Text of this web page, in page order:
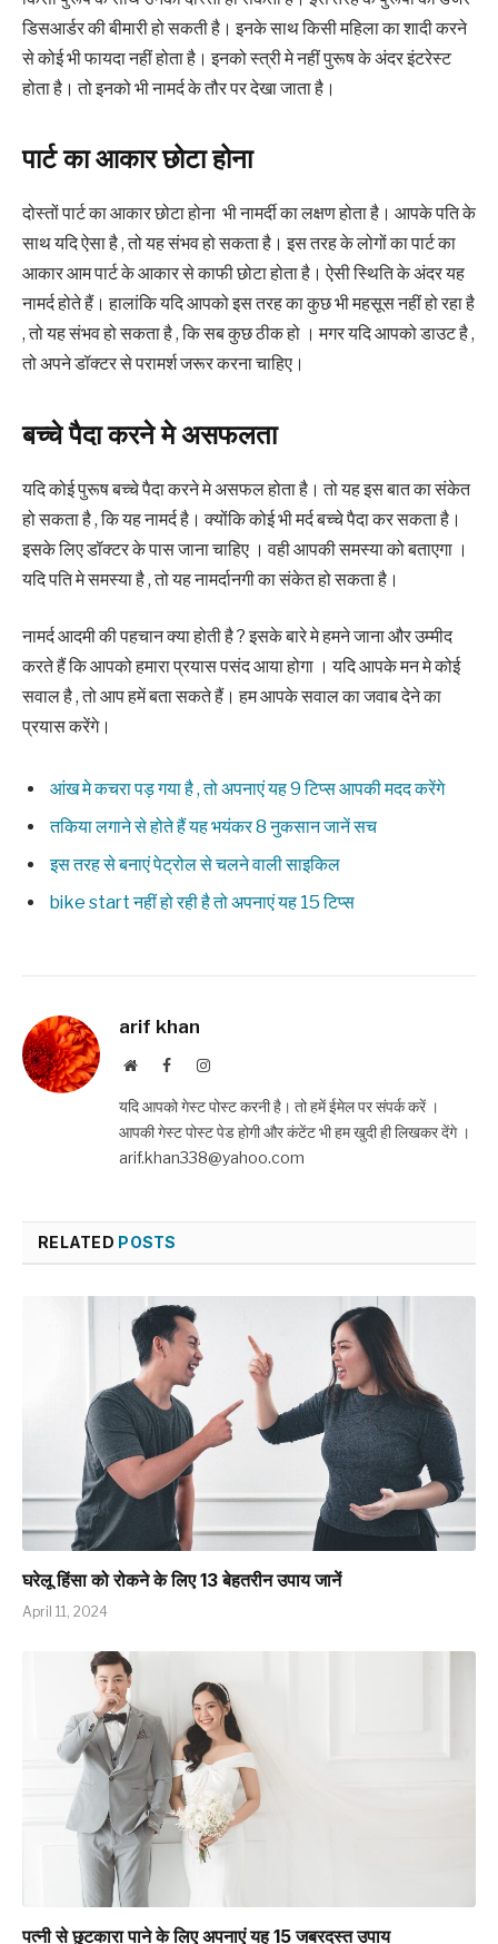
डिसआर्डर की बीमारी हो सकती है। इनके साथ किसी महिला का शादी करने
से कोई भी फायदा नहीं होता है। इनको स्त्री मे नहीं पुरूष के अंदर इंटरेस्ट
होता है। तो इनको भी नामर्द के तौर पर देखा जाता है।
पार्ट का आकार छोटा होना
दोस्तों पार्ट का आकार छोटा होना भी नामर्दी का लक्षण होता है। आपके पति के
साथ यदि ऐसा है , तो यह संभव हो सकता है। इस तरह के लोगों का पार्ट का
आकार आम पार्ट के आकार से काफी छोटा होता है। ऐसी स्थिति के अंदर यह
नामर्द होते हैं। हालांकि यदि आपको इस तरह का कुछ भी महसूस नहीं हो रहा है
, तो यह संभव हो सकता है , कि सब कुछ ठीक हो । मगर यदि आपको डाउट है ,
तो अपने डॉक्टर से परामर्श जरूर करना चाहिए।
बच्चे पैदा करने मे असफलता
यदि कोई पुरूष बच्चे पैदा करने मे असफल होता है। तो यह इस बात का संकेत
हो सकता है , कि यह नामर्द है। क्योंकि कोई भी मर्द बच्चे पैदा कर सकता है।
इसके लिए डॉक्टर के पास जाना चाहिए । वही आपकी समस्या को बताएगा ।
यदि पति मे समस्या है , तो यह नामर्दानगी का संकेत हो सकता है।
नामर्द आदमी की पहचान क्या होती है ? इसके बारे मे हमने जाना और उम्मीद
करते हैं कि आपको हमारा प्रयास पसंद आया होगा । यदि आपके मन मे कोई
सवाल है , तो आप हमें बता सकते हैं। हम आपके सवाल का जवाब देने का
प्रयास करेंगे।
आंख मे कचरा पड़ गया है , तो अपनाएं यह 9 टिप्स आपकी मदद करेंगे
तकिया लगाने से होते हैं यह भयंकर 8 नुकसान जानें सच
इस तरह से बनाएं पेट्रोल से चलने वाली साइकिल
bike start नहीं हो रही है तो अपनाएं यह 15 टिप्स
arif khan
WebsiteFacebookInstagram
यदि आपको गेस्ट पोस्ट करनी है। तो हमें ईमेल पर संपर्क करें ।
आपकी गेस्ट पोस्ट पेड होगी और कंटेंट भी हम खुदी ही लिखकर देंगे ।
arif.khan338@yahoo.com
RELATED POSTS
घरेलू हिंसा को रोकने के लिए 13 बेहतरीन उपाय जानें
April 11, 2024
पत्नी से छुटकारा पाने के लिए अपनाएं यह 15 जबरदस्त उपाय